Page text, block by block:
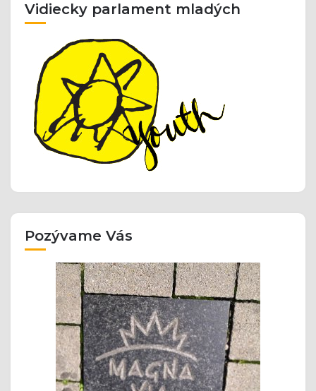
Vidiecky parlament mladých
Pozývame Vás